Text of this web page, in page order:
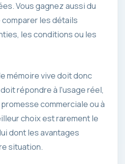
Vous gagnez aussi du
les détails
les conditions ou les
mémoire vive doit donc
répondre à l'usage réel,
commerciale ou à
choix est rarement le
dont les avantages
situation.